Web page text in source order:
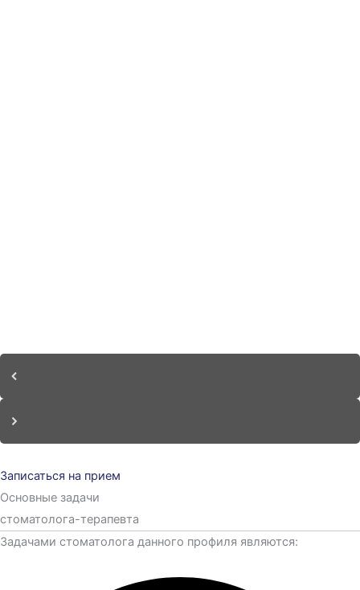
Записаться на прием
Основные задачи
стоматолога-терапевта​
Задачами стоматолога данного профиля являются: